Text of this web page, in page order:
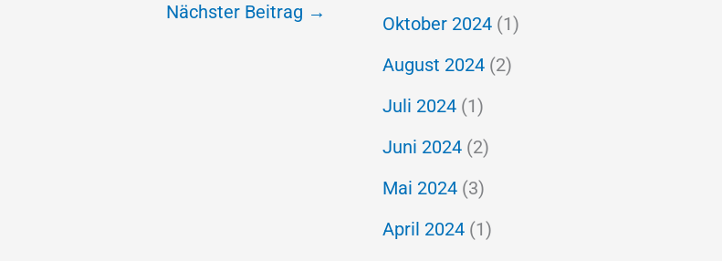
Nächster Beitrag →
Oktober 2024 (1)
August 2024 (2)
Juli 2024 (1)
Juni 2024 (2)
Mai 2024 (3)
April 2024 (1)